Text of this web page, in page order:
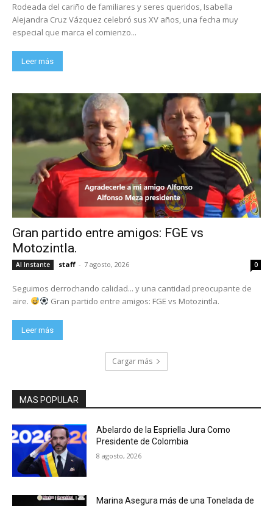
Rodeada del cariño de familiares y seres queridos, Isabella
Alejandra Cruz Vázquez celebró sus XV años, una fecha muy
especial que marca el comienzo...
Leer más
Gran partido entre amigos: FGE vs
Motozintla.
Al Instante staff - 7 agosto, 2026 0
Seguimos derrochando calidad... y una cantidad preocupante de
aire.
Gran partido entre amigos: FGE vs Motozintla.
Leer más
Cargar más
MAS POPULAR
Abelardo de la Espriella Jura Como
Presidente de Colombia
8 agosto, 2026
Marina Asegura más de una Tonelada de